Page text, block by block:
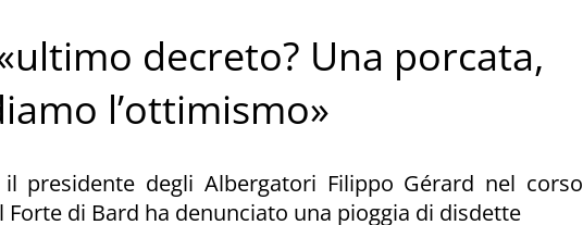
decreto? Una porcata,
l’ottimismo»
presidente degli Albergatori Filippo Gérard nel corso
Forte di Bard ha denunciato una pioggia di disdette